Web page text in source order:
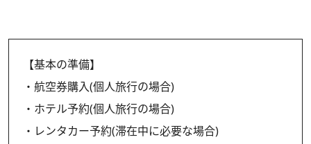
【基本の準備】
・航空券購入(個人旅行の場合)
・ホテル予約(個人旅行の場合)
・レンタカー予約(滞在中に必要な場合)